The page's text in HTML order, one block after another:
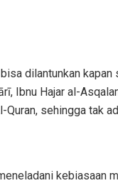
dilantunkan
Ibnu Hajar al-
sehingga tak
kebiasaan